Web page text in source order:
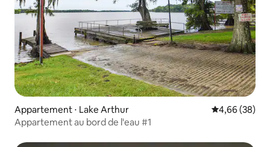
Appartement ⋅ Lake Arthur Évaluation
4,66 (38)
Appartement au bord de l'eau #1